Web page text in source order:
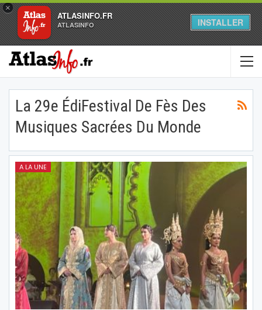
×
ATLASINFO.FR
ATLASINFO INSTALLER
La 29e ÉdiFestival De Fès Des
Musiques Sacrées Du Monde
A LA UNE